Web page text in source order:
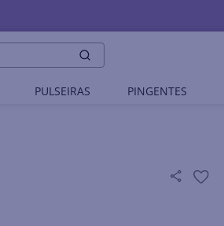
PULSEIRAS PINGENTES